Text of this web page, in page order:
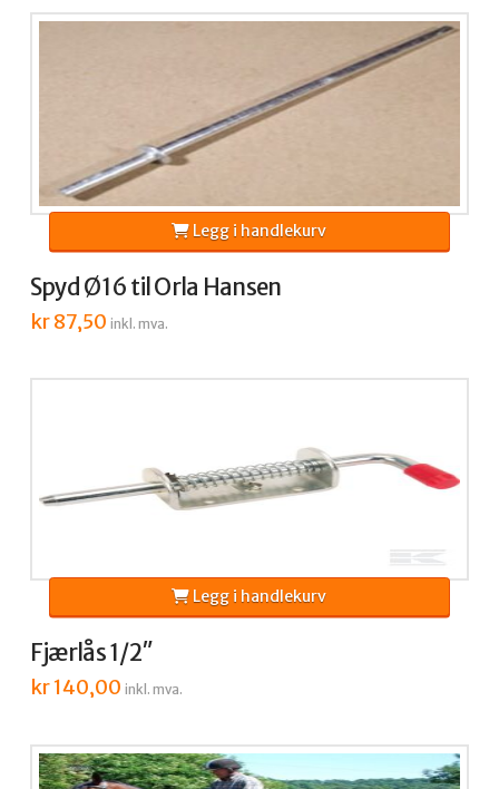
Spyd Ø16 til Orla Hansen
kr87,50 inkl. mva.
Legg i handlekurv
Fjærlås 1/2″
kr140,00 inkl. mva.
Legg i handlekurv